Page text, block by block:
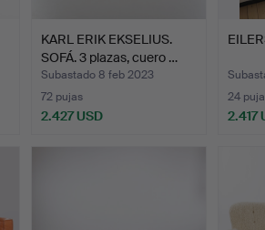
KARL ERIK EKSELIUS.
SOFÁ. 3 plazas, cuero …
Subastado 8 feb 2023
72 pujas
2.427 USD
24
2.417